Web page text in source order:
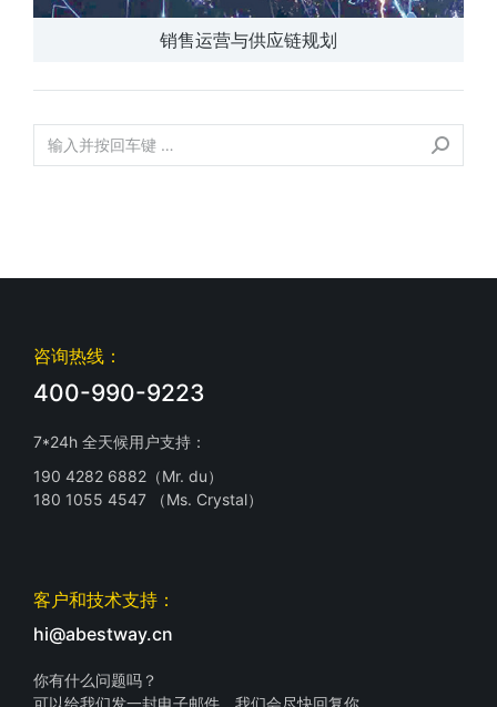
销售运营与供应链规划
咨询热线：
400-990-9223
7*24h 全天候用户支持：
190 4282 6882（Mr. du）
180 1055 4547 （Ms. Crystal）
客户和技术支持：
hi@abestway.cn
你有什么问题吗？
可以给我们发一封电子邮件，我们会尽快回复你。